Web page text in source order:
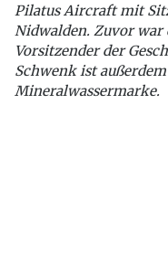
Pilatus Aircraft mit
Nidwalden. Zuvor war
Vorsitzender der
Schwenk ist
Mineralwassermarke.